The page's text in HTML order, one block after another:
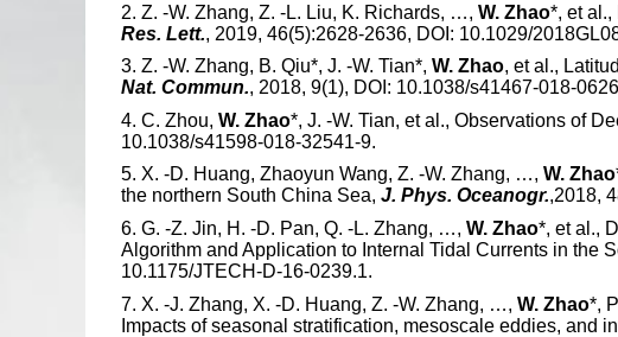
2. Z. -W. Zhang, Z. -L. Liu, K. Richards, …, W. Zhao*, et
Res. Lett., 2019, 46(5):2628-2636, DOI: 10.1029/
3. Z. -W. Zhang, B. Qiu*, J. -W. Tian*, W. Zhao, et al.,
Nat. Commun., 2018, 9(1), DOI: 10.1038/s41467-018-
4. C. Zhou, W. Zhao*, J. -W. Tian, et al., Observations of
10.1038/s41598-018-32541-9.
5. X. -D. Huang, Zhaoyun Wang, Z. -W. Zhang, …, W. Zhao
the northern South China Sea, J. Phys. Oceanogr.,2018,
6. G. -Z. Jin, H. -D. Pan, Q. -L. Zhang, …, W. Zhao*, et al.,
Algorithm and Application to Internal Tidal Currents in the
10.1175/JTECH-D-16-0239.1.
7. X. -J. Zhang, X. -D. Huang, Z. -W. Zhang, …, W. Zhao*,
Impacts of seasonal stratification, mesoscale eddies, and